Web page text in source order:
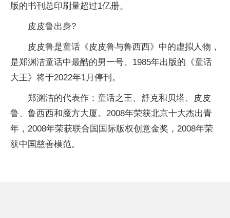
版的书刊总印刷量超过1亿册。
皮皮鲁出身?
皮皮鲁是童话《皮皮鲁与鲁西西》中的虚拟人物，
是郑渊洁童话中最酷的男一号。1985年出版的《童话
大王》将于2022年1月停刊。
郑渊洁的代表作：童话之王、舒克和贝塔、皮皮
鲁、鲁西西和魔方大厦。2008年荣获北京十大杰出青
年，2008年荣获联合国国际版权创意金奖，2008年荣
获中国慈善模范。